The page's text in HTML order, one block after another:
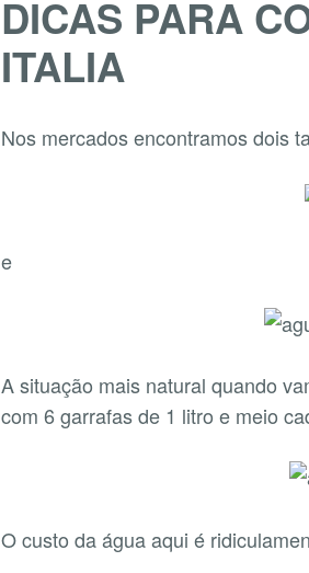
DICAS PARA
ITALIA
Nos mercados encontramos dois
e
A situação mais natural quando
com 6 garrafas de 1 litro e meio
O custo da água aqui é